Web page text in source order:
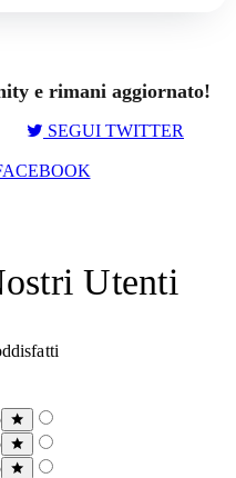
e rimani aggiornato!
SEGUI TWITTER
Utenti